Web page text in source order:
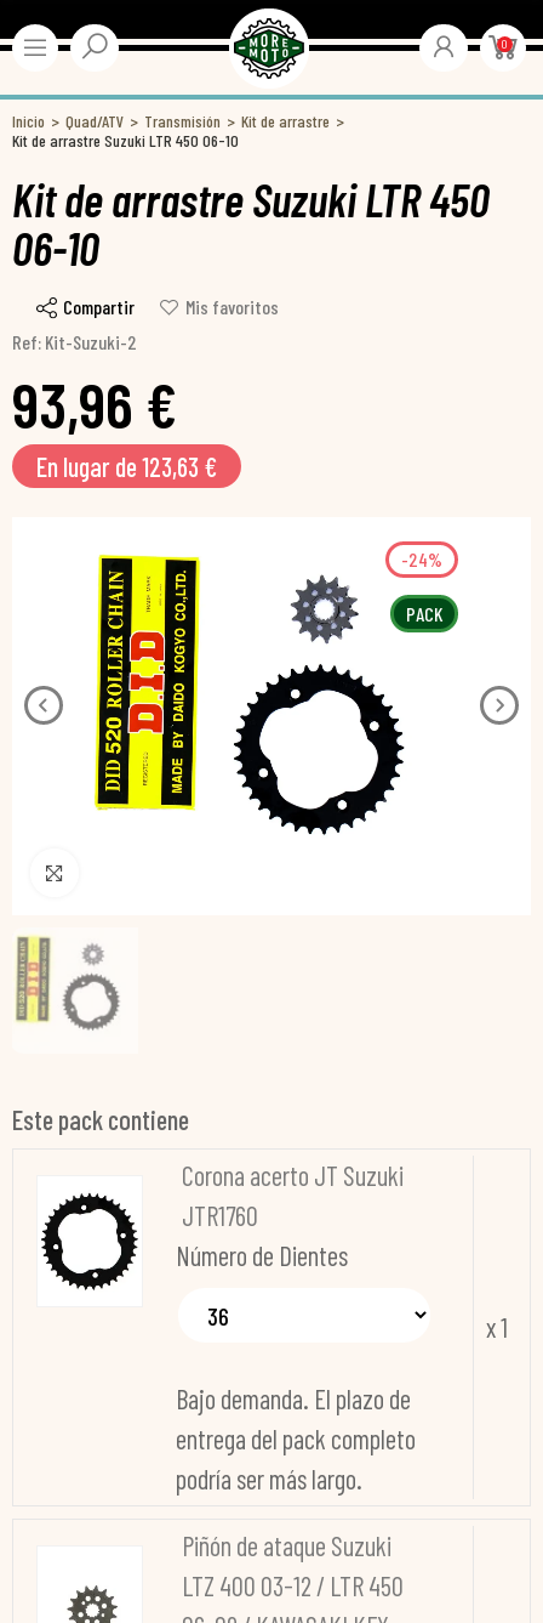
0
Inicio Quad/ATV Transmisión
Kit de arrastre
Kit de arrastre Suzuki LTR 450 06-10
Kit de arrastre Suzuki LTR 450
06-10
Compartir
Mis favoritos
Ref: Kit-Suzuki-2
93,96 €
En lugar de 123,63 €
PACK
-24%
Este pack contiene
Corona acerto JT Suzuki
JTR1760
Número de Dientes
Bajo demanda. El plazo de
entrega del pack completo
podría ser más largo.
x 1
Piñón de ataque Suzuki
LTZ 400 03-12 / LTR 450